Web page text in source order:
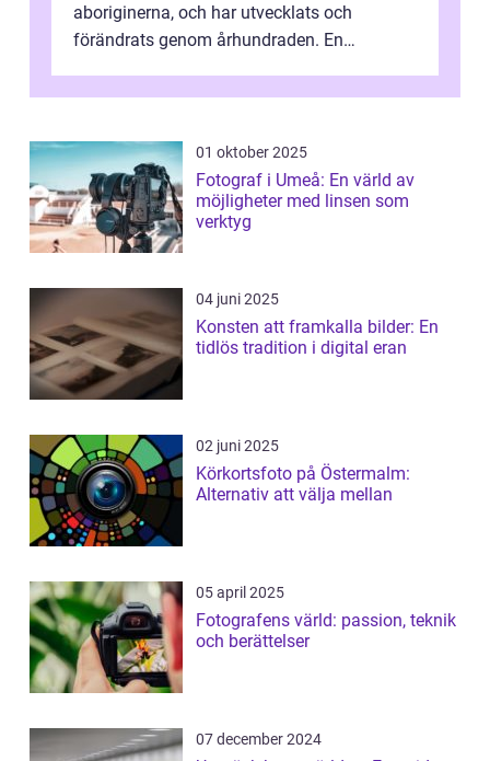
aboriginerna, och har utvecklats och
förändrats genom århundraden. En
”aborig...
01 oktober 2025
Fotograf i Umeå: En värld av
möjligheter med linsen som
verktyg
04 juni 2025
Konsten att framkalla bilder: En
tidlös tradition i digital eran
02 juni 2025
Körkortsfoto på Östermalm:
Alternativ att välja mellan
05 april 2025
Fotografens värld: passion, teknik
och berättelser
07 december 2024